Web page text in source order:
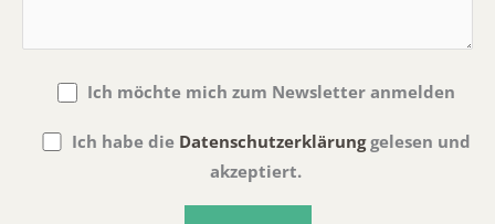
Ich möchte mich zum Newsletter anmelden
Ich habe die Datenschutzerklärunggelesen und
akzeptiert.